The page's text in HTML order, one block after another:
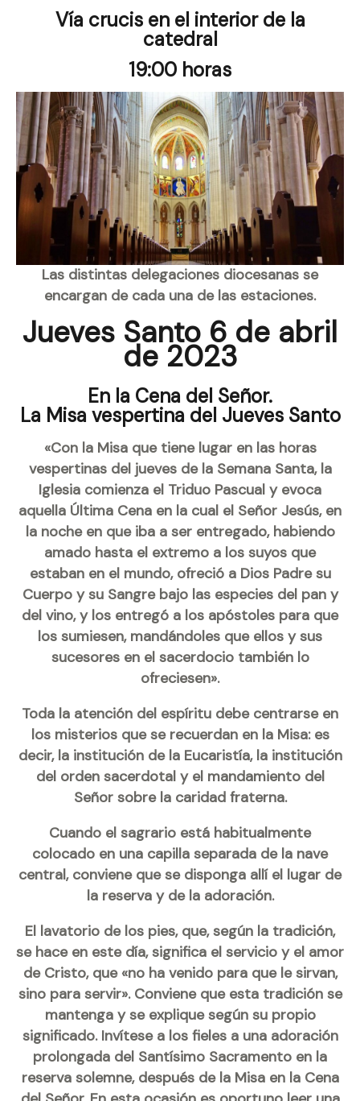
Vía crucis en el interior de la
catedral
19:00 horas
Las distintas delegaciones diocesanas se
encargan de cada una de las estaciones.
Jueves Santo 6 de abril
de 2023
En la Cena del Señor.
La Misa vespertina del Jueves Santo
«Con la Misa que tiene lugar en las horas
vespertinas del jueves de la Semana Santa, la
Iglesia comienza el Triduo Pascual y evoca
aquella Última Cena en la cual el Señor Jesús, en
la noche en que iba a ser entregado, habiendo
amado hasta el extremo a los suyos que
estaban en el mundo, ofreció a Dios Padre su
Cuerpo y su Sangre bajo las especies del pan y
del vino, y los entregó a los apóstoles para que
los sumiesen, mandándoles que ellos y sus
sucesores en el sacerdocio también lo
ofreciesen».
Toda la atención del espíritu debe centrarse en
los misterios que se recuerdan en la Misa: es
decir, la institución de la Eucaristía, la institución
del orden sacerdotal y el mandamiento del
Señor sobre la caridad fraterna.
Cuando el sagrario está habitualmente
colocado en una capilla separada de la nave
central, conviene que se disponga allí el lugar de
la reserva y de la adoración.
El lavatorio de los pies, que, según la tradición,
se hace en este día, significa el servicio y el amor
de Cristo, que «no ha venido para que le sirvan,
sino para servir». Conviene que esta tradición se
mantenga y se explique según su propio
significado. Invítese a los fieles a una adoración
prolongada del Santísimo Sacramento en la
reserva solemne, después de la Misa en la Cena